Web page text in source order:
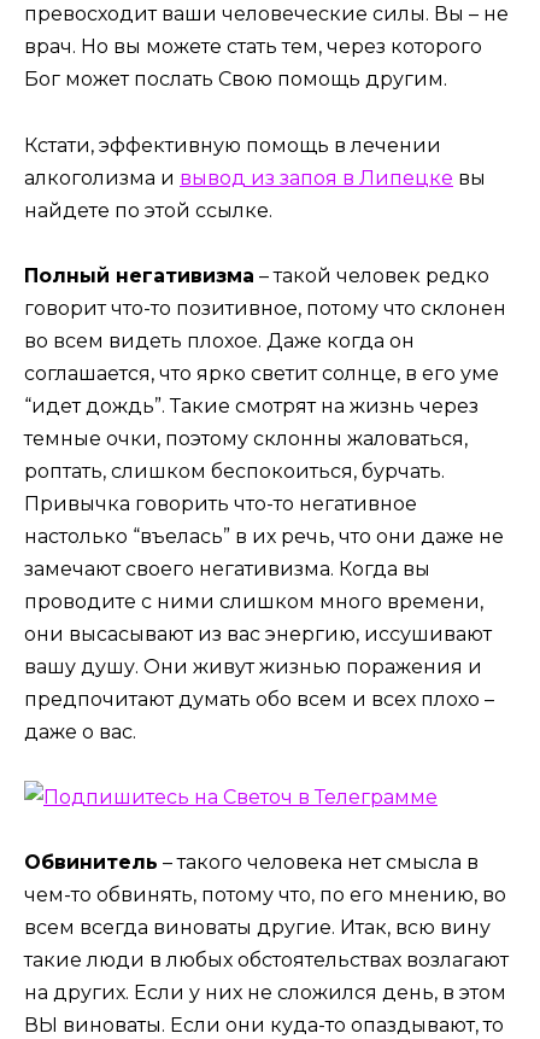
превосходит ваши человеческие силы. Вы – не
врач. Но вы можете стать тем, через которого
Бог может послать Свою помощь другим.
Кстати, эффективную помощь в лечении
алкоголизма и вывод из запоя в Липецке вы
найдете по этой ссылке.
Полный негативизма – такой человек редко
говорит что-то позитивное, потому что склонен
во всем видеть плохое. Даже когда он
соглашается, что ярко светит солнце, в его уме
“идет дождь”. Такие смотрят на жизнь через
темные очки, поэтому склонны жаловаться,
роптать, слишком беспокоиться, бурчать.
Привычка говорить что-то негативное
настолько “въелась” в их речь, что они даже не
замечают своего негативизма. Когда вы
проводите с ними слишком много времени,
они высасывают из вас энергию, иссушивают
вашу душу. Они живут жизнью поражения и
предпочитают думать обо всем и всех плохо –
даже о вас.
Обвинитель – такого человека нет смысла в
чем-то обвинять, потому что, по его мнению, во
всем всегда виноваты другие. Итак, всю вину
такие люди в любых обстоятельствах возлагают
на других. Если у них не сложился день, в этом
ВЫ виноваты. Если они куда-то опаздывают, то